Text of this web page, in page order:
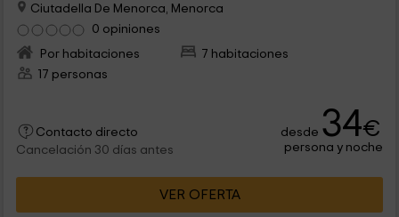
Ciutadella De Menorca, Menorca
0 opiniones
Por habitaciones
7 habitaciones
17 personas
Contacto directo
Cancelación 30 días antes
desde 34€
persona y noche
VER OFERTA